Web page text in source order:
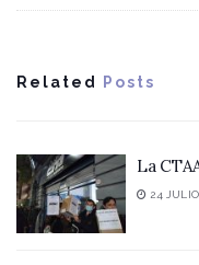
Related Posts
La
24